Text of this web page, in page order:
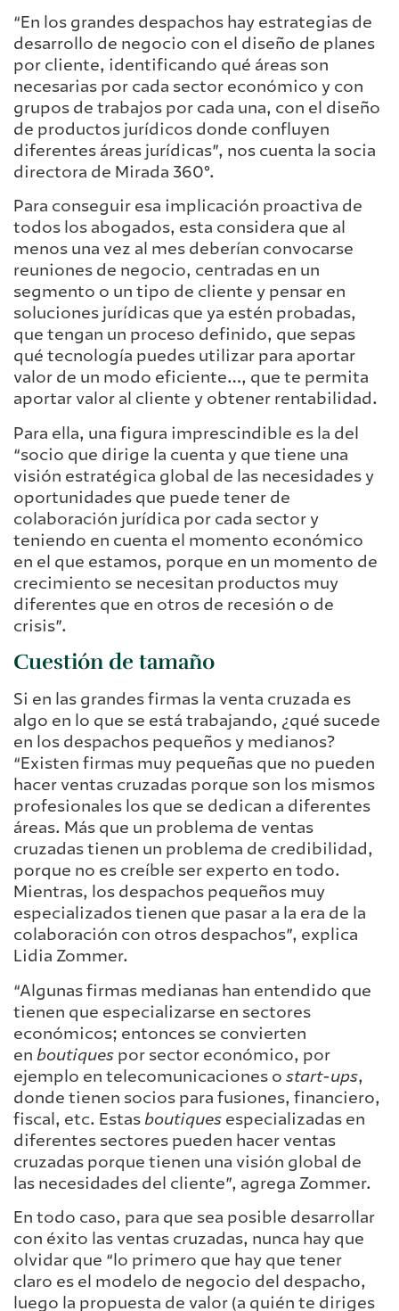
“En los grandes despachos hay estrategias de
desarrollo de negocio con el diseño de planes
por cliente, identificando qué áreas son
necesarias por cada sector económico y con
grupos de trabajos por cada una, con el diseño
de productos jurídicos donde confluyen
diferentes áreas jurídicas”, nos cuenta la socia
directora de Mirada 360°.
Para conseguir esa implicación proactiva de
todos los abogados, esta considera que al
menos una vez al mes deberían convocarse
reuniones de negocio, centradas en un
segmento o un tipo de cliente y pensar en
soluciones jurídicas que ya estén probadas,
que tengan un proceso definido, que sepas
qué tecnología puedes utilizar para aportar
valor de un modo eficiente…, que te permita
aportar valor al cliente y obtener rentabilidad.
Para ella, una figura imprescindible es la del
“socio que dirige la cuenta y que tiene una
visión estratégica global de las necesidades y
oportunidades que puede tener de
colaboración jurídica por cada sector y
teniendo en cuenta el momento económico
en el que estamos, porque en un momento de
crecimiento se necesitan productos muy
diferentes que en otros de recesión o de
crisis”.
Cuestión de tamaño
Si en las grandes firmas la venta cruzada es
algo en lo que se está trabajando, ¿qué sucede
en los despachos pequeños y medianos?
“Existen firmas muy pequeñas que no pueden
hacer ventas cruzadas porque son los mismos
profesionales los que se dedican a diferentes
áreas. Más que un problema de ventas
cruzadas tienen un problema de credibilidad,
porque no es creíble ser experto en todo.
Mientras, los despachos pequeños muy
especializados tienen que pasar a la era de la
colaboración con otros despachos”, explica
Lidia Zommer.
“Algunas firmas medianas han entendido que
tienen que especializarse en sectores
económicos; entonces se convierten
en boutiques por sector económico, por
ejemplo en telecomunicaciones o start-ups,
donde tienen socios para fusiones, financiero,
fiscal, etc. Estasboutiques especializadas en
diferentes sectores pueden hacer ventas
cruzadas porque tienen una visión global de
las necesidades del cliente”, agrega Zommer.
En todo caso, para que sea posible desarrollar
con éxito las ventas cruzadas, nunca hay que
olvidar que “lo primero que hay que tener
claro es el modelo de negocio del despacho,
luego la propuesta de valor (a quién te diriges